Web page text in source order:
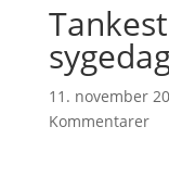
11. november
Kommentarer